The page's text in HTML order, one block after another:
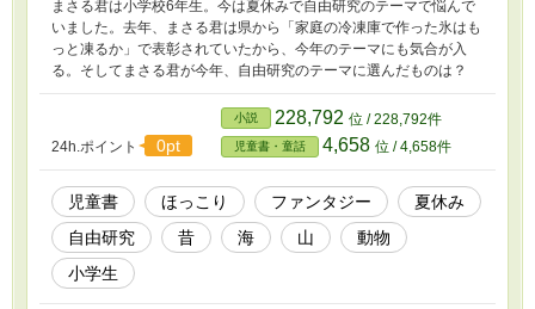
まさる君は小学校6年生。今は夏休みで自由研究のテーマで悩んで
いました。去年、まさる君は県から「家庭の冷凍庫で作った氷はも
っと凍るか」で表彰されていたから、今年のテーマにも気合が入
る。そしてまさる君が今年、自由研究のテーマに選んだものは？
24h.ポイント 0pt
小説 228,792 位 / 228,792件
児童書・童話 4,658 位 / 4,658件
児童書 ほっこり ファンタジー
夏休み
自由研究
昔 海 山
動物
小学生